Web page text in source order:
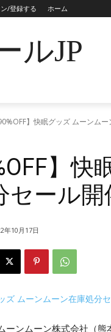
/登録する ホーム
ルJP
】快眠グッズ ムーンム
】
セール開
年10月17日
ーンムーン株式会社（